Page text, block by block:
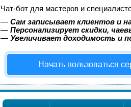
Чат-бот для мастеров и
— Сам записывает клиентов и
— Персонализирует скидки,
— Увеличивает доходимость и
Начать пользоваться